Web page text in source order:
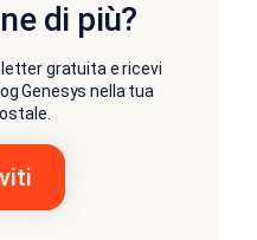
di più?
gratuita e ricevi
Genesys nella tua